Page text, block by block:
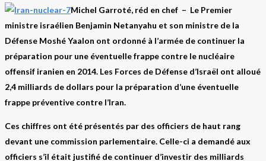
Michel Garroté, réd en chef – Le Premier
ministre israélien Benjamin Netanyahu et son ministre de la
Défense Moshé Yaalon ont ordonné à l’armée de continuer la
préparation pour une éventuelle frappe contre le nucléaire
offensif iranien en 2014. Les Forces de Défense d’Israël ont alloué
2,4 milliards de dollars pour la préparation d’une éventuelle
frappe préventive contre l’Iran.
Ces chiffres ont été présentés par des officiers de haut rang
devant une commission parlementaire. Celle-ci a demandé aux
officiers s’il était justifié de continuer d’investir des milliards